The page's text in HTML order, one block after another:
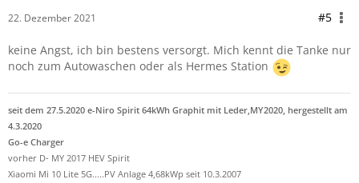
22. Dezember 2021 #5
keine Angst, ich bin bestens versorgt. Mich kennt die Tanke nur
noch zum Autowaschen oder als Hermes Station
seit dem 27.5.2020 e-Niro Spirit 64kWh Graphit mit Leder,MY2020, hergestellt am
4.3.2020
Go-e Charger
vorher D- MY 2017 HEV Spirit
Xiaomi Mi 10 Lite 5G.....PV Anlage 4,68kWp seit 10.3.2007